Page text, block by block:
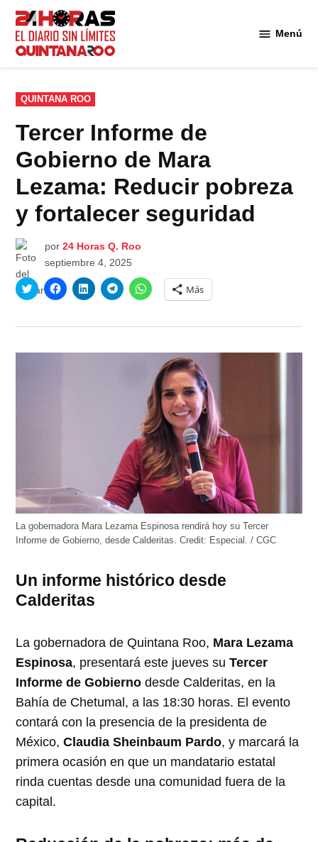
Saltar
contenido
Menú
PUBLICADO
EN
QUINTANA ROO
Tercer Informe de
Gobierno de Mara
Lezama: Reducir pobreza
y fortalecer seguridad
por 24 Horas Q. Roo
septiembre 4, 2025
Haz
clic
en
abre
Haz
clic
en
abre
Haz
clic
en
abre
Haz
clic
en
abre
Haz
clic
para
en
abre
una
ventana
nueva)
Más
La gobernadora Mara Lezama Espinosa rendirá hoy su Tercer
Informe de Gobierno, desde Calderitas.Credit: Especial. / CGC
Un informe histórico desde
Calderitas
La gobernadora de Quintana Roo, Mara Lezama
Espinosa, presentará este jueves suTercer
Informe de Gobierno desde Calderitas, en la
Bahía de Chetumal, a las 18:30 horas. El evento
contará con la presencia de la presidenta de
México,Claudia Sheinbaum Pardo, y marcará la
primera ocasión en que un mandatario estatal
rinda cuentas desde una comunidad fuera de la
capital.